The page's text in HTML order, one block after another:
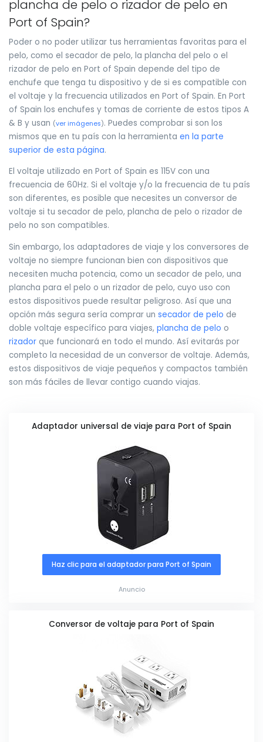
plancha de pelo o rizador de pelo en
Port of Spain?
Poder o no poder utilizar tus herramientas favoritas para el
pelo, como el secador de pelo, la plancha del pelo o el
rizador de pelo en Port of Spain depende del tipo de
enchufe que tenga tu dispositivo y de si es compatible con
el voltaje y la frecuencia utilizados en Port of Spain. En Port
of Spain los enchufes y tomas de corriente de estos tipos A
& B y usan (ver imágenes). Puedes comprobar si son los
mismos que en tu país con la herramienta en la parte
superior de esta página.
El voltaje utilizado en Port of Spain es 115V con una
frecuencia de 60Hz. Si el voltaje y/o la frecuencia de tu país
son diferentes, es posible que necesites un conversor de
voltaje si tu secador de pelo, plancha de pelo o rizador de
pelo no son compatibles.
Sin embargo, los adaptadores de viaje y los conversores de
voltaje no siempre funcionan bien con dispositivos que
necesiten mucha potencia, como un secador de pelo, una
plancha para el pelo o un rizador de pelo, cuyo uso con
estos dispositivos puede resultar peligroso. Así que una
opción más segura sería comprar un secador de pelo de
doble voltaje específico para viajes, plancha de pelo o
rizador que funcionará en todo el mundo. Así evitarás por
completo la necesidad de un conversor de voltaje. Además,
estos dispositivos de viaje pequeños y compactos también
son más fáciles de llevar contigo cuando viajas.
Adaptador universal de viaje para Port of Spain
Haz clic para el adaptador para Port of Spain
Anuncio
Conversor de voltaje para Port of Spain